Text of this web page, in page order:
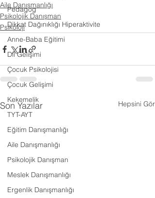
Pedagog
Dikkat Dağınıklığı Hiperaktivite
Anne-Baba Eğitimi
Dil Gelişimi
Çocuk Psikolojisi
Çocuk Gelişimi
Kekemelik
TYT-AYT
Eğitim Danışmanlığı
Aile Danışmanlığı
Psikolojik Danışman
Meslek Danışmanlığı
Ergenlik Danışmanlığı
Aile Danışmanlığı
Psikolojik Danışman
Psikoloji
Son Yazılar Hepsini Gör